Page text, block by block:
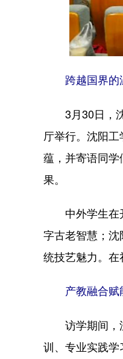
跨越国界的
3月30日，沈
厅举行。沈阳
蕴，并寄语同
果。
中外学生在开
字古老智慧；
统技艺魅力。在
产教融合
访学期间，沈
训、专业实践